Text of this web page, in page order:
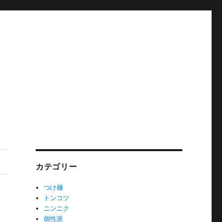
カテゴリー
つけ麺
トンコツ
ニンニク
個性派